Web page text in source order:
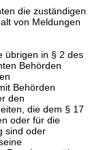
die zuständigen
von Meldungen
übrigen in § 2 des
Behörden
Behörden
den
die dem § 17
oder für die
sind oder